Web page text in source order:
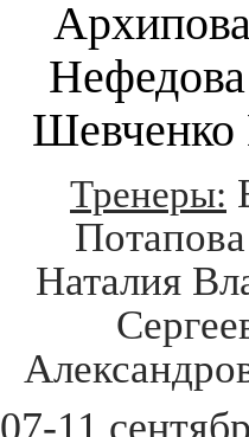
Шевченко
Тренеры:
Наталия
07-11